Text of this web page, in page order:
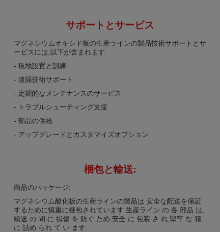
サポートとサービス
マグネシウムオキシド板の生産ラインの製品技術サポートとサ
ービスには,以下が含まれます.
- 現地設置と訓練
- 遠隔技術サポート
- 定期的なメンテナンスのサービス
- トラブルシューティング支援
- 部品の供給
- アップグレードとカスタマイズオプション
梱包と輸送:
商品のパッケージ:
マグネシウム酸化板の生産ラインの製品は 安全な配送を保証
するために慎重に梱包されています.生産ライン の 各 部品 は,
輸送 の 間 に 損傷 を 防ぐ ため,安全 に 包装 さ れ,堅牢 な 箱
に 詰め られ て い ます.